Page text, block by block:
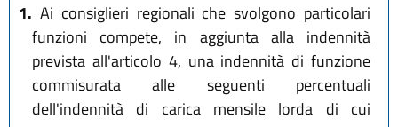
1. Ai consiglieri regionali che svolgono particolari
funzioni compete, in aggiunta alla indennità
prevista all'articolo 4, una indennità di funzione
commisurata alle seguenti percentuali
dell'indennità di carica mensile lorda di cui